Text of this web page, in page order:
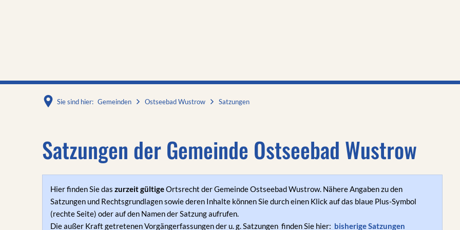
Sie sind hier: Gemeinden Ostseebad Wustrow Satzungen
Satzungen der Gemeinde Ostseebad Wustrow
Hier finden Sie das zurzeit gültigeOrtsrecht der Gemeinde Ostseebad Wustrow. Nähere Angaben zu den
Satzungen und Rechtsgrundlagen sowie deren Inhalte können Sie durch einen Klick auf das blaue Plus-Symbol
(rechte Seite) oder auf den Namen der Satzung aufrufen.
Die außer Kraft getretenen Vorgängerfassungen der u. g. Satzungen finden Sie hier: bisherige Satzungen